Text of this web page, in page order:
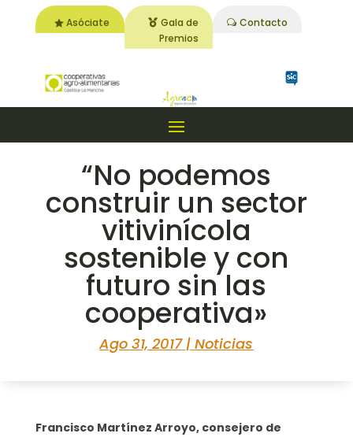
Asóciate
Gala de
Premios
Contacto
“No podemos
construir un sector
vitivinícola
sostenible y con
futuro sin las
cooperativa»
Ago 31, 2017|Noticias
Francisco Martínez Arroyo, consejero de